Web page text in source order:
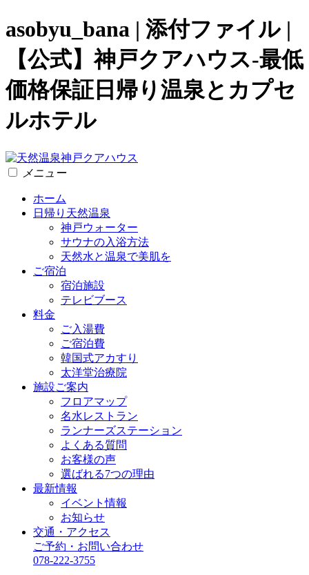
asobyu_bana | 添付ファイル |
【公式】神戸クアハウス-最低
価格保証日帰り温泉とカプセ
ルホテル
メニュー
ホーム
日帰り天然温泉
神戸ウォーター
サウナの入浴方法
天然水と温泉で美肌を
ご宿泊
宿泊施設
テレビブース
料金
ご入湯費
ご宿泊費
韓国式アカすり
太洋堂治療院
施設ご案内
フロアマップ
名水レストラン
ランナーズステーション
よくある質問
お客様の声
選ばれる7つの理由
最新情報
イベント情報
お知らせ
交通・アクセス
ご予約・お問い合わせ
078-222-3755